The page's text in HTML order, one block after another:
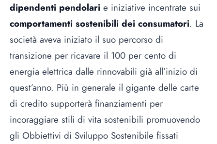
dipendenti pendolari e iniziative incentrate sui
comportamenti sostenibili dei consumatori. La
società aveva iniziato il suo percorso di
transizione per ricavare il 100 per cento di
energia elettrica dalle rinnovabili già all’inizio di
quest’anno. Più in generale il gigante delle carte
di credito supporterà finanziamenti per
incoraggiare stili di vita sostenibili promuovendo
gli Obbiettivi di Sviluppo Sostenibile fissati